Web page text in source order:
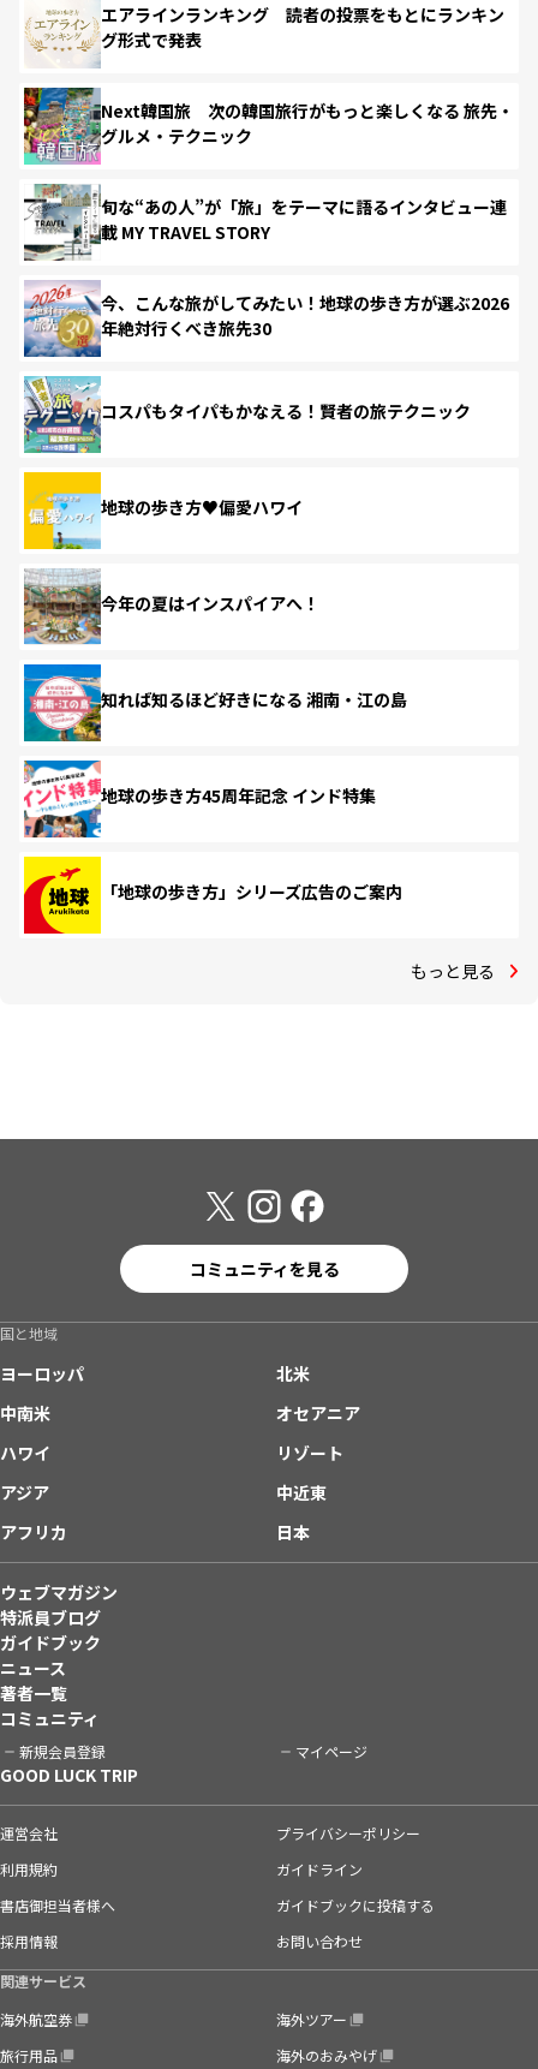
エアラインランキング 読者の投票をもとにランキン
グ形式で発表
Next韓国旅 次の韓国旅行がもっと楽しくなる 旅先・
グルメ・テクニック
旬な“あの人”が「旅」をテーマに語るインタビュー連
載 MY TRAVEL STORY
今、こんな旅がしてみたい！地球の歩き方が選ぶ2026
年絶対行くべき旅先30
コスパもタイパもかなえる！賢者の旅テクニック
地球の歩き方♥偏愛ハワイ
今年の夏はインスパイアへ！
知れば知るほど好きになる 湘南・江の島
地球の歩き方45周年記念 インド特集
「地球の歩き方」シリーズ広告のご案内
もっと見る
コミュニティを見る
国と地域
ヨーロッパ
北米
中南米
オセアニア
ハワイ
リゾート
アジア
中近東
アフリカ
日本
ウェブマガジン
特派員ブログ
ガイドブック
ニュース
著者一覧
コミュニティ
新規会員登録 マイページ
GOOD LUCK TRIP
運営会社
プライバシーポリシー
利用規約
ガイドライン
書店御担当者様へ
ガイドブックに投稿する
採用情報
お問い合わせ
関連サービス
海外航空券
海外ツアー
旅行用品
海外のおみやげ